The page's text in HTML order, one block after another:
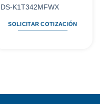
DS-K1T342MFWX
SOLICITAR COTIZACIÓN